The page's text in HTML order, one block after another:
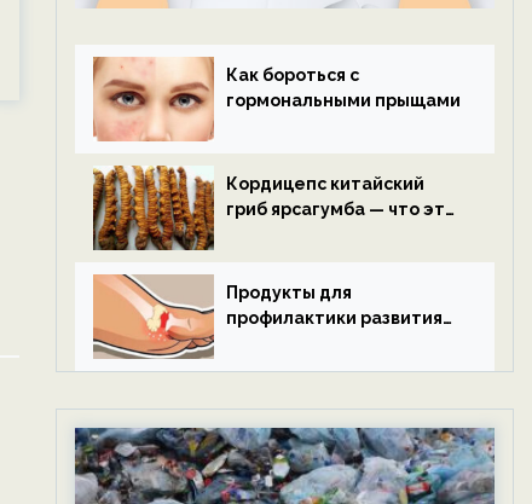
Как бороться с
гормональными прыщами
Кордицепс китайский
гриб ярсагумба — что это
Продукты для
профилактики развития